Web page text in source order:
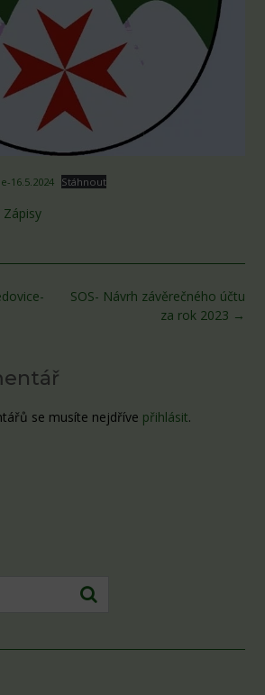
16.5.2024 Stáhnout
Zápisy
SOS- Návrh závěrečného účtu
za rok 2023 →
se musíte nejdříve přihlásit.